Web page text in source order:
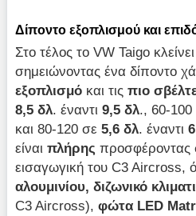
Δίποντο εξοπλισμού και
Στο τέλος το VW Taigo
σημειώνοντας ένα δίποντο
εξοπλισμό και τιςπιο
8,5 δλ. έναντι9,5 δλ., 60-
και 80-120 σε5,6 δλ. έναντι
είναιπλήρης προσφέροντας
εισαγωγική του C3
αλουμινίου, διζωνικό
C3 Aircross),φώτα LED